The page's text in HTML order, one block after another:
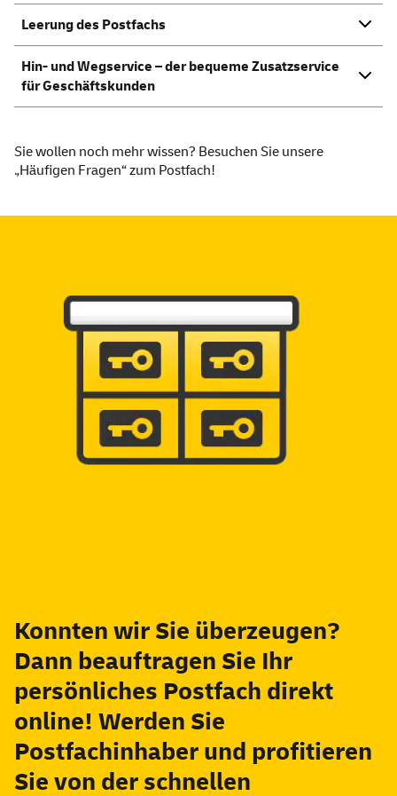
Leerung des Postfachs
Hin- und Wegservice – der bequeme Zusatzservice
für Geschäftskunden
Sie wollen noch mehr wissen? Besuchen Sie unsere
„Häufigen Fragen“zum Postfach!
Konnten wir Sie überzeugen?
Dann beauftragen Sie Ihr
persönliches Postfach direkt
online! Werden Sie
Postfachinhaber und profitieren
Sie von der schnellen